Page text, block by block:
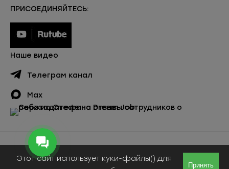
ПРИСОЕДИНЯЙТЕСЬ:
Наше видео
Телеграм канал
Max
Публичная оферта
© ООО «Сержио Стефано», 2026
Этот сайт использует куки-файлы() для
Принять